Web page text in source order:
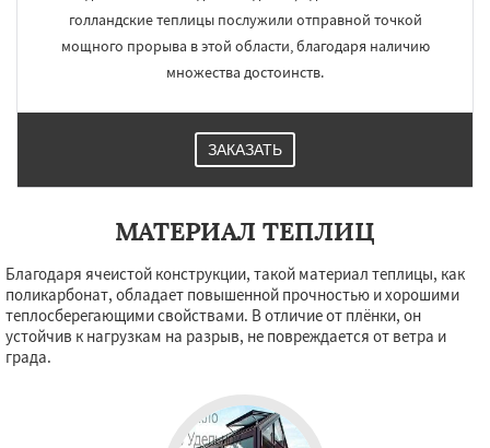
голландские теплицы послужили отправной точкой
мощного прорыва в этой области, благодаря наличию
множества достоинств.
ЗАКАЗАТЬ
МАТЕРИАЛ ТЕПЛИЦ
Благодаря ячеистой конструкции, такой материал теплицы, как
поликарбонат, обладает повышенной прочностью и хорошими
теплосберегающими свойствами. В отличие от плёнки, он
устойчив к нагрузкам на разрыв, не повреждается от ветра и
града.